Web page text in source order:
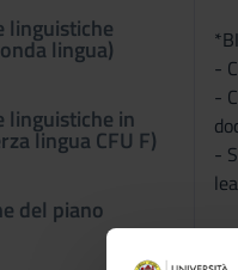
linguistiche
lingua)
linguistiche in
lingua CFU F)
del piano
-
-
-